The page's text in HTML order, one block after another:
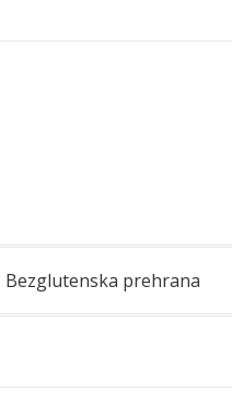
Bezglutenska prehrana